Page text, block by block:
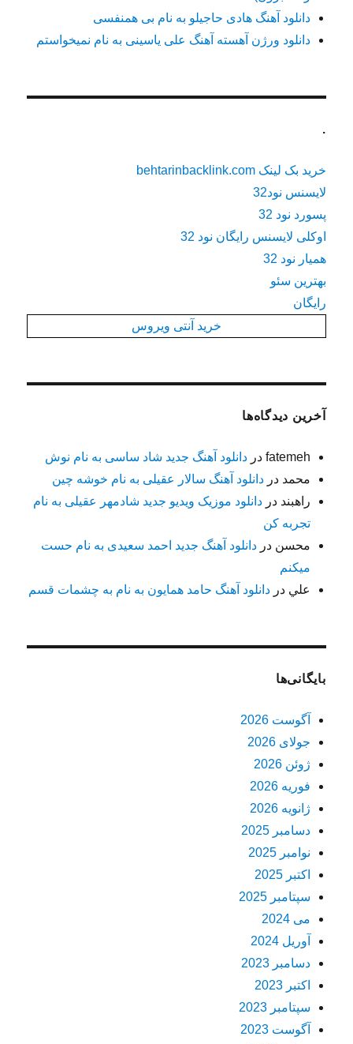
دانلود آهنگ هادی حاجیلو به نام بی همنفسی
دانلود ورژن آهسته آهنگ علی یاسینی به نام نمیخواستم
.
خرید بک لینک behtarinbacklink.com
لایسنس نود32
پسورد نود 32
اوکلی لایسنس رایگان نود 32
همیار نود 32
بهترین سئو
رایگان
خرید آنتی ویروس
آخرین دیدگاه‌ها
fatemeh دردانلود آهنگ جدید شاد ساسی به نام نوش
محمد دردانلود آهنگ سالار عقیلی به نام خوشه چین
راهبند دردانلود موزیک ویدیو جدید شادمهر عقیلی به نام
تجربه کن
محسن دردانلود آهنگ جدید احمد سعیدی به نام حست
میکنم
علي دردانلود آهنگ حامد همایون به نام به چشمات قسم
بایگانی‌ها
آگوست 2026
جولای 2026
ژوئن 2026
فوریه 2026
ژانویه 2026
دسامبر 2025
نوامبر 2025
اکتبر 2025
سپتامبر 2025
می 2024
آوریل 2024
دسامبر 2023
اکتبر 2023
سپتامبر 2023
آگوست 2023